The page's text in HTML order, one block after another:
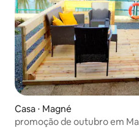
Casa ⋅ Magné
promoção de outubro em